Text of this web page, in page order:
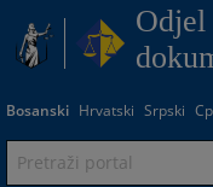
Odjel
Bosanski Hrvatski Srpski